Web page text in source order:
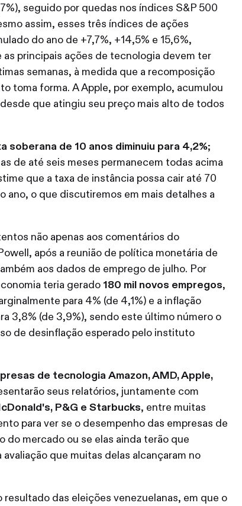
seguido por quedas nos índices S&P 500
assim, esses três índices de ações
do ano de +7,7%, +14,5% e 15,6%,
principais ações de tecnologia devem ter
semanas, à medida que a recomposição
toma forma. A Apple, por exemplo, acumulou
que atingiu seu preço mais alto de todos
soberana de 10 anos diminuiu para 4,2%;
de até seis meses permanecem todas acima
que a taxa de instância possa cair até 70
ano, o que discutiremos em mais detalhes a
não apenas aos comentários do
após a reunião de política monetária de
aos dados de emprego de julho. Por
teria gerado 180 mil novos empregos,
para 4% (de 4,1%) e a inflação
3,8% (de 3,9%), sendo este último número o
de desinflação esperado pelo instituto
de tecnologia Amazon, AMD, Apple,
seus relatórios, juntamente com
P&G e Starbucks, entre muitas
para ver se o desempenho das empresas de
do mercado ou se elas ainda terão que
que muitas delas alcançaram no
das eleições venezuelanas, em que o